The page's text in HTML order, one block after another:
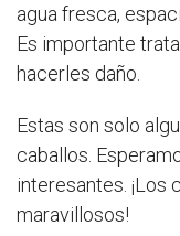
agua fresca,
Es importante
hacerles daño.
Estas son solo
caballos.
interesantes. ¡Los
maravillosos!